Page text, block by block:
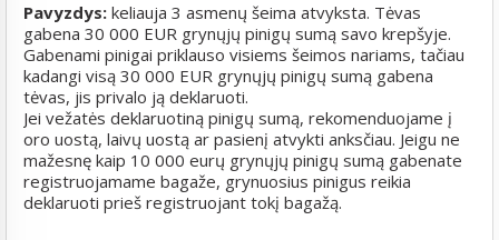
Pavyzdys: keliauja 3 asmenų šeima atvyksta. Tėvas
gabena 30 000 EUR grynųjų pinigų sumą savo krepšyje.
Gabenami pinigai priklauso visiems šeimos nariams, tačiau
kadangi visą 30 000 EUR grynųjų pinigų sumą gabena
tėvas, jis privalo ją deklaruoti.
Jei vežatės deklaruotiną pinigų sumą, rekomenduojame į
oro uostą, laivų uostą ar pasienį atvykti anksčiau. Jeigu ne
mažesnę kaip 10 000 eurų grynųjų pinigų sumą gabenate
registruojamame bagaže, grynuosius pinigus reikia
deklaruoti prieš registruojant tokį bagažą.